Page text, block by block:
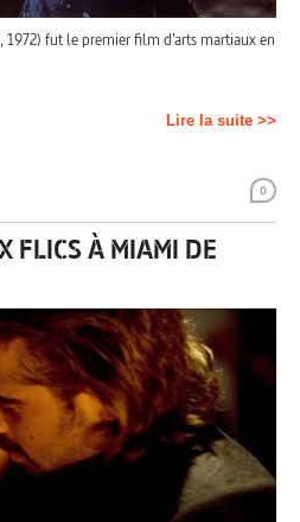
1972) fut le premier film d’arts martiaux en
Lire la suite >>
0
FLICS À MIAMI DE